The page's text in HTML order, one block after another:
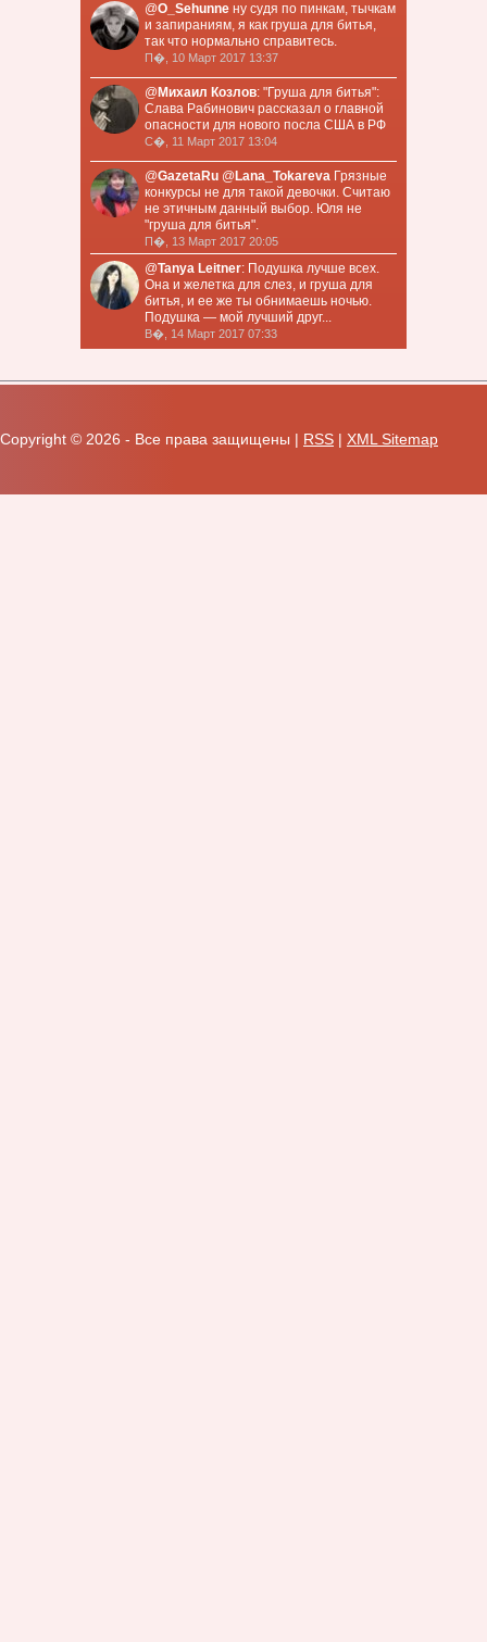
@O_Sehunne ну судя по пинкам, тычкам
и запираниям, я как груша для битья,
так что нормально справитесь.
П�, 10 Март 2017 13:37
@ Михаил Козлов: "Груша для битья":
Слава Рабинович рассказал о главной
опасности для нового посла США в РФ
С�, 11 Март 2017 13:04
@GazetaRu @ Lana_Tokareva Грязные
конкурсы не для такой девочки. Считаю
не этичным данный выбор. Юля не
"груша для битья".
П�, 13 Март 2017 20:05
@Tanya Leitner: Подушка лучше всех.
Она и желетка для слез, и груша для
битья, и ее же ты обнимаешь ночью.
Подушка — мой лучший друг...
В�, 14 Март 2017 07:33
Copyright © 2026 - Все права защищены | RSS | XML Sitemap